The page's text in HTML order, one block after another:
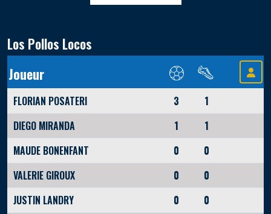
Los Pollos Locos
Joueur
FLORIAN POSATERI 3
1
DIEGO MIRANDA
1
1
MAUDE BONENFANT
0
0
VALERIE GIROUX
0
0
JUSTIN LANDRY
0
0